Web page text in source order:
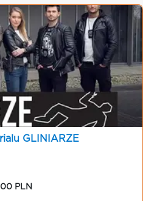
GLINIARZE
PLN